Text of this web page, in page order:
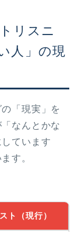
リスニ
人」の現
「現実」を
なんとかな
ています
す。
ト（現行）